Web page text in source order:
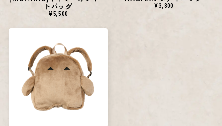
トバッグ
¥5,500
¥3,800